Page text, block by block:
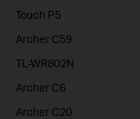
Touch P5
Archer C59
TL-WR802N
Archer C6
Archer C20